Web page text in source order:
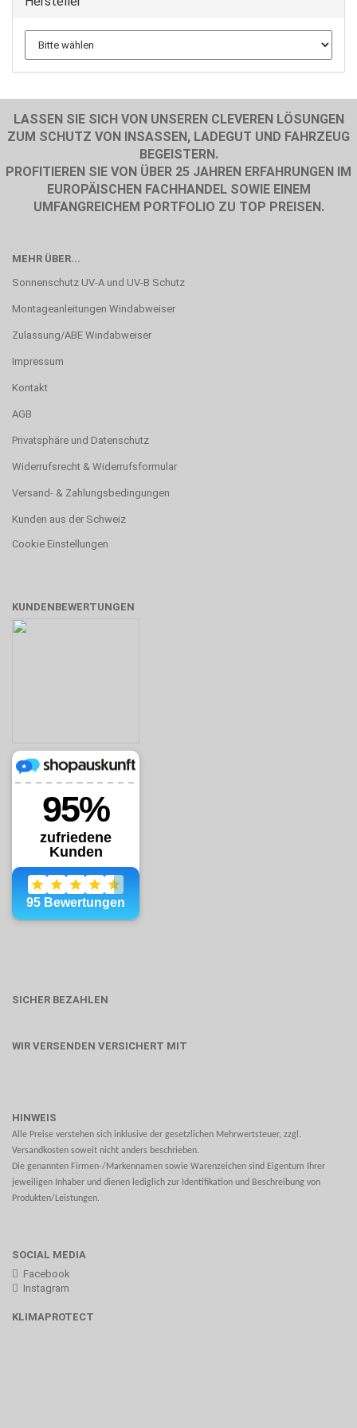
LASSEN SIE SICH VON UNSEREN CLEVEREN LÖSUNGEN
ZUM SCHUTZ VON INSASSEN, LADEGUT UND FAHRZEUG
BEGEISTERN.
PROFITIEREN SIE VON ÜBER 25 JAHREN ERFAHRUNGEN IM
EUROPÄISCHEN FACHHANDEL SOWIE EINEM
UMFANGREICHEM PORTFOLIO ZU TOP PREISEN.
MEHR ÜBER...
Sonnenschutz UV-A und UV-B Schutz
Montageanleitungen Windabweiser
Zulassung/ABE Windabweiser
Impressum
Kontakt
AGB
Privatsphäre und Datenschutz
Widerrufsrecht & Widerrufsformular
Versand- & Zahlungsbedingungen
Kunden aus der Schweiz
Cookie Einstellungen
KUNDENBEWERTUNGEN
SICHER BEZAHLEN
WIR VERSENDEN VERSICHERT MIT
HINWEIS
Alle Preise verstehen sich inklusive der gesetzlichen Mehrwertsteuer, zzgl.
Versandkosten soweit nicht anders beschrieben.
Die genannten Firmen-/Markennamen sowie Warenzeichen sind Eigentum Ihrer
jeweiligen Inhaber und dienen lediglich zur Identifikation und Beschreibung von
Produkten/Leistungen.
SOCIAL MEDIA
Facebook
Instagram
KLIMAPROTECT